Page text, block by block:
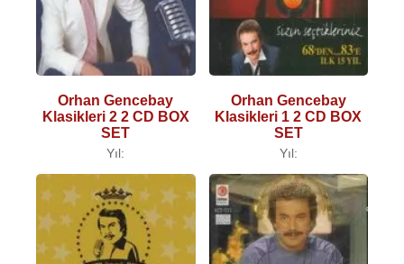
Orhan Gencebay
Klasikleri 2 2 CD BOX
SET
Yıl:
Orhan Gencebay
Klasikleri 1 2 CD BOX
SET
Yıl: